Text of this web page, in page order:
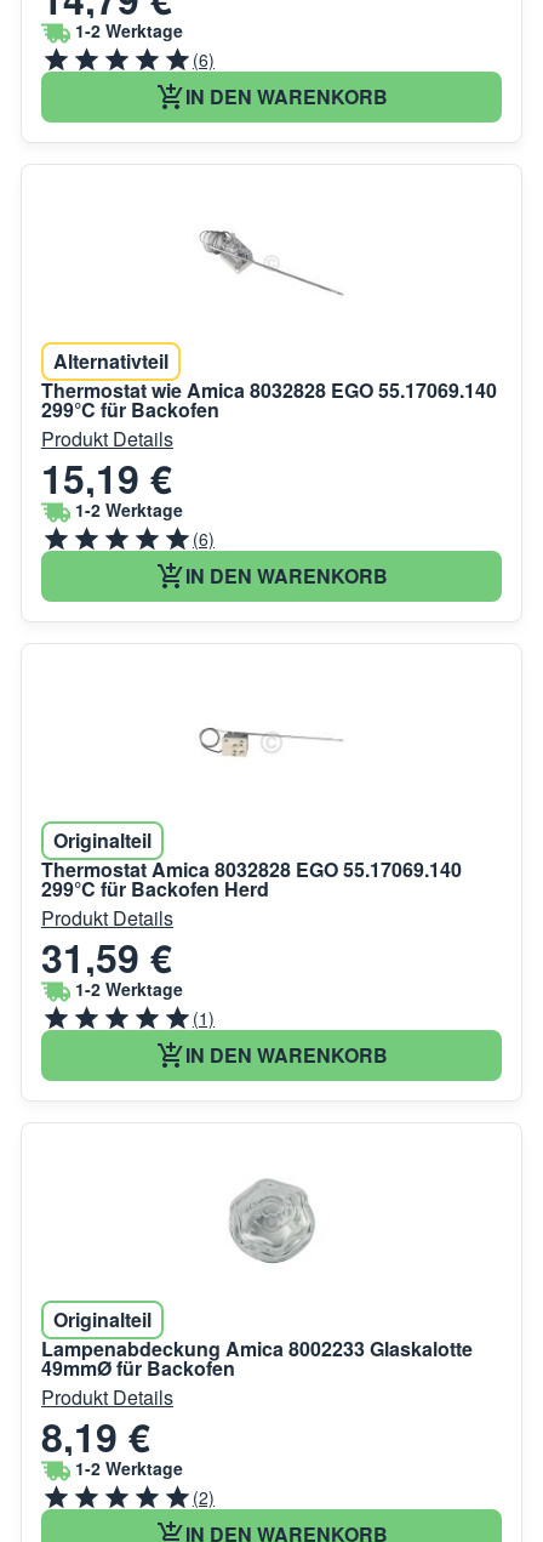
1-2 Werktage
(6)
IN DEN WARENKORB
Alternativteil
Thermostat wie Amica 8032828 EGO 55.17069.140
299°C für Backofen
Produkt Details
15,19 €
1-2 Werktage
(6)
IN DEN WARENKORB
Originalteil
Thermostat Amica 8032828 EGO 55.17069.140
299°C für Backofen Herd
Produkt Details
31,59 €
1-2 Werktage
(1)
IN DEN WARENKORB
Originalteil
Lampenabdeckung Amica 8002233 Glaskalotte
49mmØ für Backofen
Produkt Details
8,19 €
1-2 Werktage
(2)
IN DEN WARENKORB